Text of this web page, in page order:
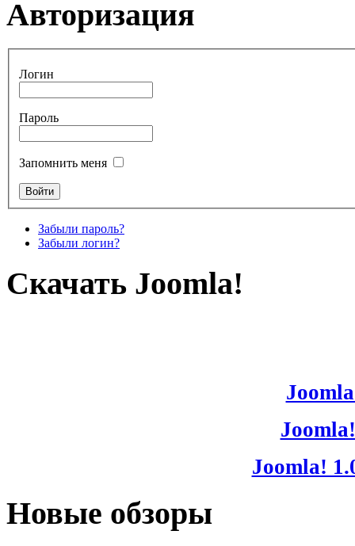
Авторизация
Логин
Пароль
Запомнить меня
Забыли пароль?
Забыли логин?
Скачать Joomla!
Joomla!
Новые обзоры